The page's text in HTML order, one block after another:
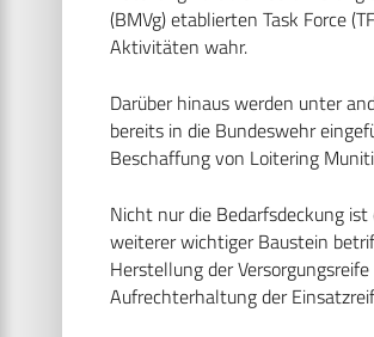
(BMVg) etablierten Task Force
Aktivitäten wahr.
Darüber hinaus werden unter
bereits in die Bundeswehr
Beschaffung von Loitering
Nicht nur die Bedarfsdeckung
weiterer wichtiger Baustein
Herstellung der
Aufrechterhaltung der